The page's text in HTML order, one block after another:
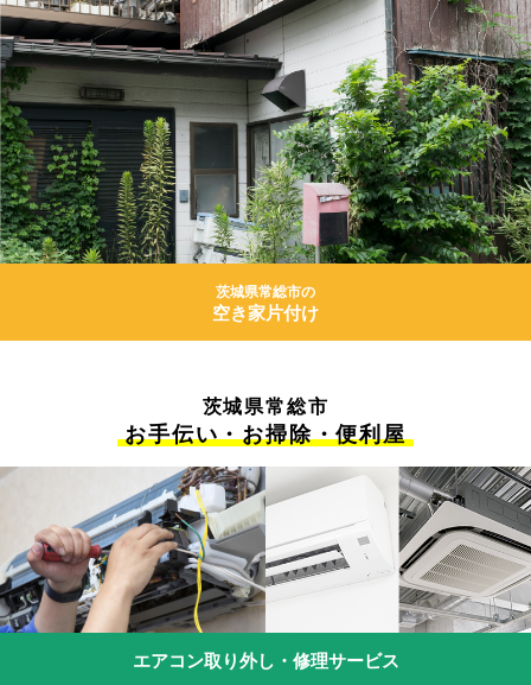
茨城県常総市の
空き家片付け
茨城県常総市
お手伝い・お掃除・便利屋
エアコン取り外し・修理サービス